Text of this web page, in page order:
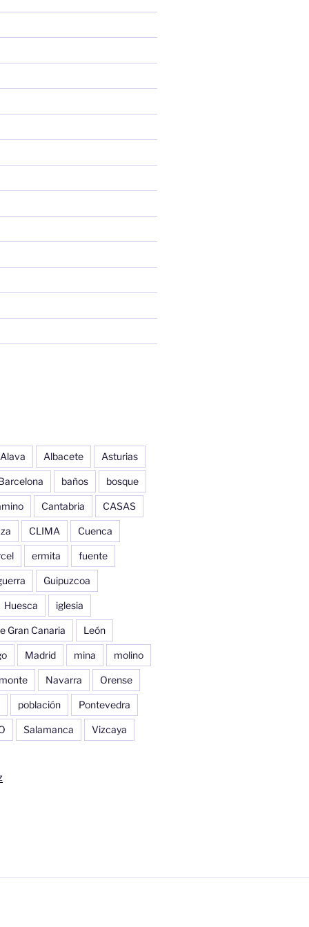
Alava Albacete Asturias
baños bosque
Cantabria CASAS
CLIMA Cuenca
ermita fuente
Guipuzcoa
Huesca iglesia
Gran Canaria León
Madrid mina molino
monte Navarra Orense
población Pontevedra
Salamanca Vizcaya